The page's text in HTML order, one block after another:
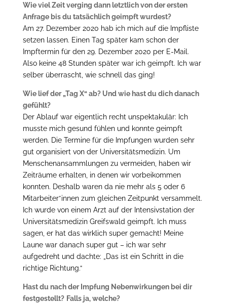
Wie viel Zeit verging dann letztlich von der ersten
Anfrage bis du tatsächlich geimpft wurdest?
Am 27. Dezember 2020 hab ich mich auf die Impfliste
setzen lassen. Einen Tag später kam schon der
Impftermin für den 29. Dezember 2020 per E-Mail.
Also keine 48 Stunden später war ich geimpft. Ich war
selber überrascht, wie schnell das ging!
Wie lief der „Tag X“ ab? Und wie hast du dich danach
gefühlt?
Der Ablauf war eigentlich recht unspektakulär: Ich
musste mich gesund fühlen und konnte geimpft
werden. Die Termine für die Impfungen wurden sehr
gut organisiert von der Universitätsmedizin. Um
Menschenansammlungen zu vermeiden, haben wir
Zeiträume erhalten, in denen wir vorbeikommen
konnten. Deshalb waren da nie mehr als 5 oder 6
Mitarbeiter*innen zum gleichen Zeitpunkt versammelt.
Ich wurde von einem Arzt auf der Intensivstation der
Universitätsmedizin Greifswald geimpft. Ich muss
sagen, er hat das wirklich super gemacht! Meine
Laune war danach super gut – ich war sehr
aufgedreht und dachte: „Das ist ein Schritt in die
richtige Richtung.“
Hast du nach der Impfung Nebenwirkungen bei dir
festgestellt? Falls ja, welche?